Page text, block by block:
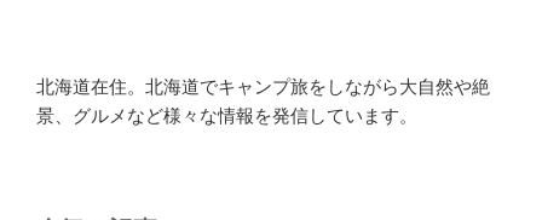
北海道在住。北海道でキャンプ旅をしながら大自然や絶
景、グルメなど様々な情報を発信しています。